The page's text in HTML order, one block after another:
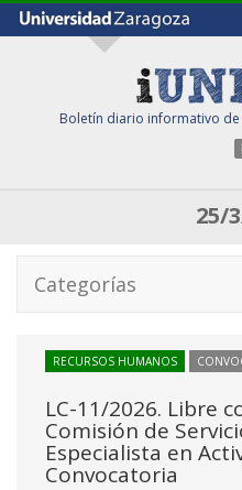
Boletín diario informativo de
25/
Categorías
RECURSOS HUMANOS
LC-11/2026. Libre
Comisión de
Especialista en
Convocatoria